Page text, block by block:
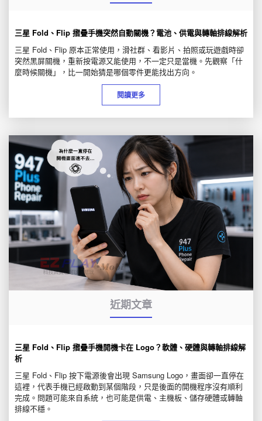
三星 Fold、Flip 摺疊手機突然自動關機？電池、供電與轉軸排線解析
三星 Fold、Flip 原本正常使用，滑社群、看影片、拍照或玩遊戲時卻
突然黑屏關機，重新按電源又能使用，不一定只是當機。先觀察「什
麼時候關機」，比一開始猜是哪個零件更能找出方向。
閱讀更多
近期文章
三星 Fold、Flip 摺疊手機開機卡在 Logo？軟體、硬體與轉軸排線解
析
三星 Fold、Flip 按下電源後會出現 Samsung Logo，畫面卻一直停在
這裡，代表手機已經啟動到某個階段，只是後面的開機程序沒有順利
完成。問題可能來自系統，也可能是供電、主機板、儲存硬體或轉軸
排線不穩。